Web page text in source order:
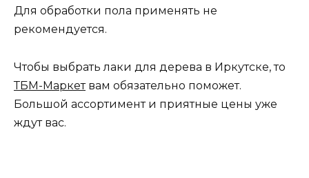
Для обработки пола применять не
рекомендуется.
Чтобы выбрать лаки для дерева в Иркутске, то
ТБМ-Маркетвам обязательно поможет.
Большой ассортимент и приятные цены уже
ждут вас.